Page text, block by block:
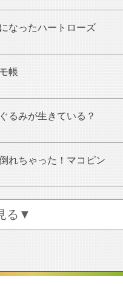
なったハートローズ
帳
るみが生きている？
れちゃった！マコピン
る▼